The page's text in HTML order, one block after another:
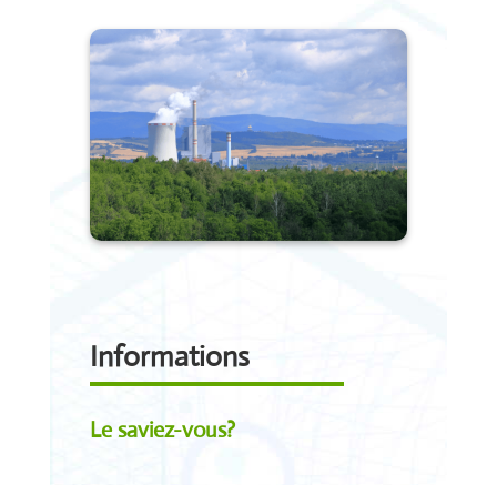
Informations
Le saviez-vous?